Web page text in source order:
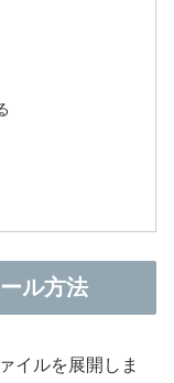
ル方法
イルを展開しま